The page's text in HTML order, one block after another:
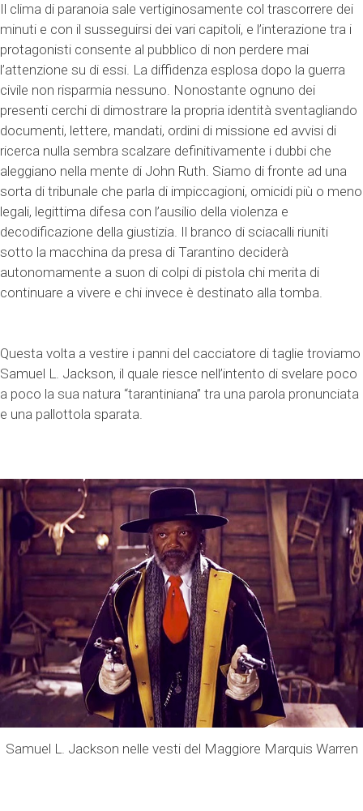
Il clima di paranoia sale vertiginosamente col trascorrere dei
minuti e con il susseguirsi dei vari capitoli, e l’interazione tra i
protagonisti consente al pubblico di non perdere mai
l’attenzione su di essi. La diffidenza esplosa dopo la guerra
civile non risparmia nessuno. Nonostante ognuno dei
presenti cerchi di dimostrare la propria identità sventagliando
documenti, lettere, mandati, ordini di missione ed avvisi di
ricerca nulla sembra scalzare definitivamente i dubbi che
aleggiano nella mente di John Ruth. Siamo di fronte ad una
sorta di tribunale che parla di impiccagioni, omicidi più o meno
legali, legittima difesa con l’ausilio della violenza e
decodificazione della giustizia. Il branco di sciacalli riuniti
sotto la macchina da presa di Tarantino deciderà
autonomamente a suon di colpi di pistola chi merita di
continuare a vivere e chi invece è destinato alla tomba.
Questa volta a vestire i panni del cacciatore di taglie troviamo
Samuel L. Jackson, il quale riesce nell’intento di svelare poco
a poco la sua natura “tarantiniana” tra una parola pronunciata
e una pallottola sparata.
Samuel L. Jackson nelle vesti del Maggiore Marquis Warren